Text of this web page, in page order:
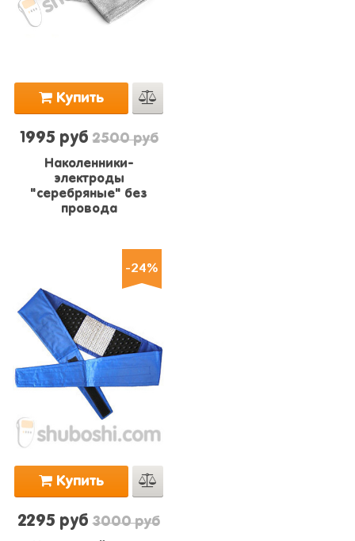
Купить
1995 руб2500 руб
Наколенники-
электроды
"серебряные" без
провода
-24%
Купить
2295 руб3000 руб